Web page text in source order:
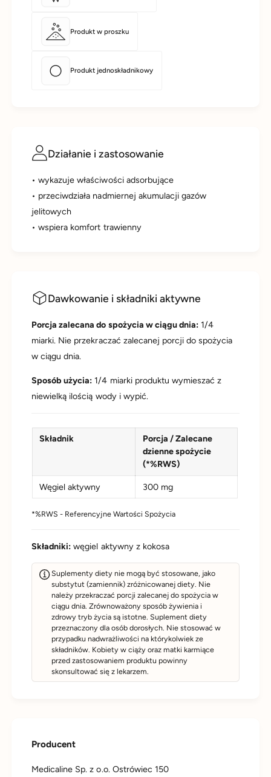
k
0
z
k
Produkt w proszku
Produkt jednoskładnikowy
Działanie i zastosowanie
• wykazuje właściwości adsorbujące
• przeciwdziała nadmiernej akumulacji gazów
jelitowych
• wspiera komfort trawienny
Dawkowanie i składniki aktywne
Porcja zalecana do spożycia w ciągu dnia:1/4
miarki. Nie przekraczać zalecanej porcji do spożycia
w ciągu dnia.
Sposób użycia: 1/4 miarki produktu wymieszać z
niewielką ilością wody i wypić.
Składnik
Porcja / Zalecane
dzienne spożycie
(*%RWS)
Węgiel aktywny 300 mg
*%RWS - Referencyjne Wartości Spożycia
Składniki: węgiel aktywny z kokosa
Suplementy diety nie mogą być stosowane, jako
substytut (zamiennik) zróżnicowanej diety. Nie
należy przekraczać porcji zalecanej do spożycia w
ciągu dnia. Zrównoważony sposób żywienia i
zdrowy tryb życia są istotne. Suplement diety
przeznaczony dla osób dorosłych. Nie stosować w
przypadku nadwrażliwości na którykolwiek ze
składników. Kobiety w ciąży oraz matki karmiące
przed zastosowaniem produktu powinny
skonsultować się z lekarzem.
Producent
Medicaline Sp. z o.o. Ostrówiec 150